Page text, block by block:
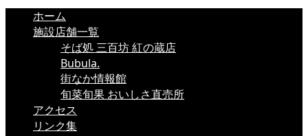
ホーム
施設店舗一覧
そば処 三百坊 紅の蔵店
Bubula.
街なか情報館
旬菜旬果 おいしさ直売所
アクセス
リンク集